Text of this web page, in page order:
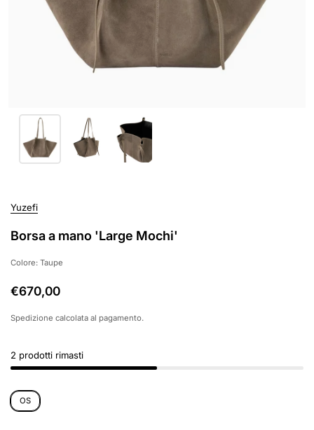
Yuzefi
Borsa a mano 'Large Mochi'
Colore: Taupe
€670,00
Spedizione calcolata al pagamento.
2 prodotti rimasti
OS